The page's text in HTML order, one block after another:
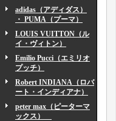
adidas（アディダス）
・ PUMA（プーマ）
LOUIS VUITTON（ル
イ・ヴィトン）
Emilio Pucci（エミリオ
プッチ）
Robert INDIANA（ロバ
ート・インディアナ）
peter max（ピーターマ
ックス）